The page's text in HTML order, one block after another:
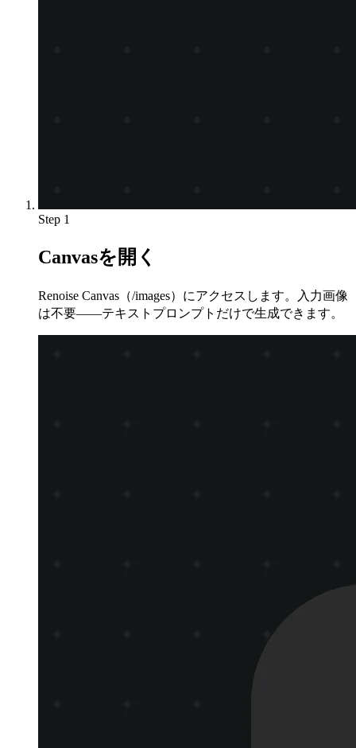
Step 1
Canvasを開く
Renoise Canvas（/images）にアクセスします。入力画像
は不要——テキストプロンプトだけで生成できます。